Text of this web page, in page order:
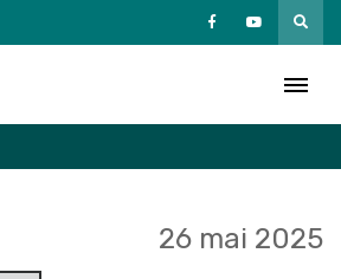
26 mai 2025